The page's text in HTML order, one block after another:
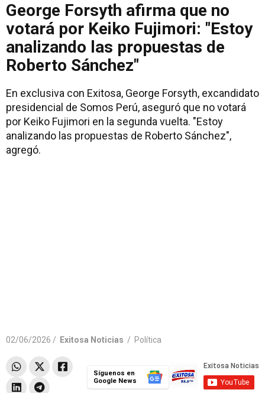
George Forsyth afirma que no
votará por Keiko Fujimori: "Estoy
analizando las propuestas de
Roberto Sánchez"
En exclusiva con Exitosa, George Forsyth, excandidato
presidencial de Somos Perú, aseguró que no votará
por Keiko Fujimori en la segunda vuelta. "Estoy
analizando las propuestas de Roberto Sánchez",
agregó.
02/06/2026 / Exitosa Noticias / Política
Síguenos en
Google News